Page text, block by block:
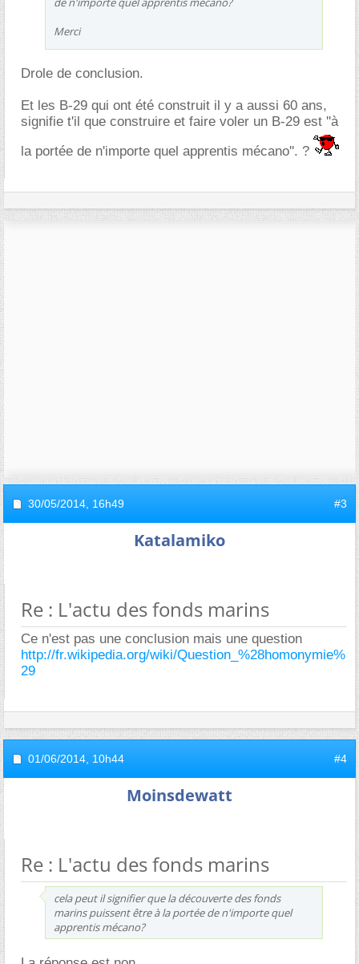
Merci
Drole de conclusion.
Et les B-29 qui ont été construit il y a aussi 60 ans,
signifie t'il que construire et faire voler un B-29 est ''à
la portée de n'importe quel apprentis mécano''. ?
30/05/2014, 16h49 #3
Katalamiko
Re : L'actu des fonds marins
Ce n'est pas une conclusion mais une question
http://fr.wikipedia.org/wiki/Question_%28homonymie%
29
01/06/2014, 10h44 #4
Moinsdewatt
Re : L'actu des fonds marins
cela peut il signifier que la découverte des fonds
marins puissent être à la portée de n'importe quel
apprentis mécano?